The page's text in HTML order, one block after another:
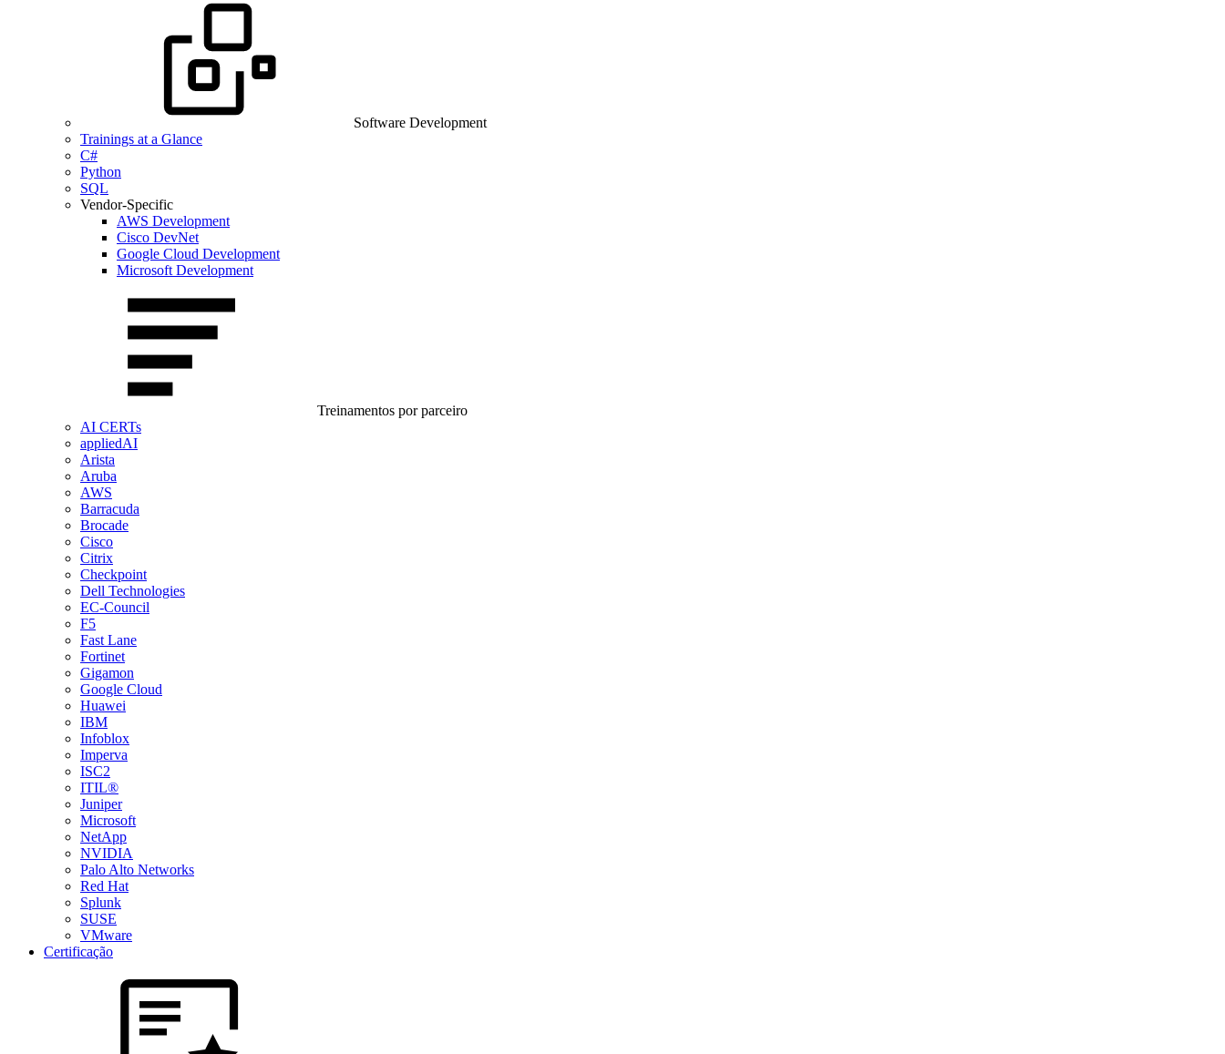
Software Development
Trainings at a Glance
C#
Python
SQL
Vendor-Specific
AWS Development
Cisco DevNet
Google Cloud Development
Microsoft Development
Treinamentos por parceiro
AI CERTs
appliedAI
Arista
Aruba
AWS
Barracuda
Brocade
Cisco
Citrix
Checkpoint
Dell Technologies
EC-Council
F5
Fast Lane
Fortinet
Gigamon
Google Cloud
Huawei
IBM
Infoblox
Imperva
ISC2
ITIL®
Juniper
Microsoft
NetApp
NVIDIA
Palo Alto Networks
Red Hat
Splunk
SUSE
VMware
Certificação